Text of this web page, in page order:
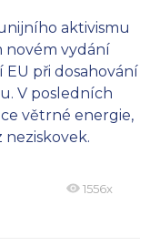
aktivismu
novém vydání
při dosahování
V posledních
větrné energie,
1556x